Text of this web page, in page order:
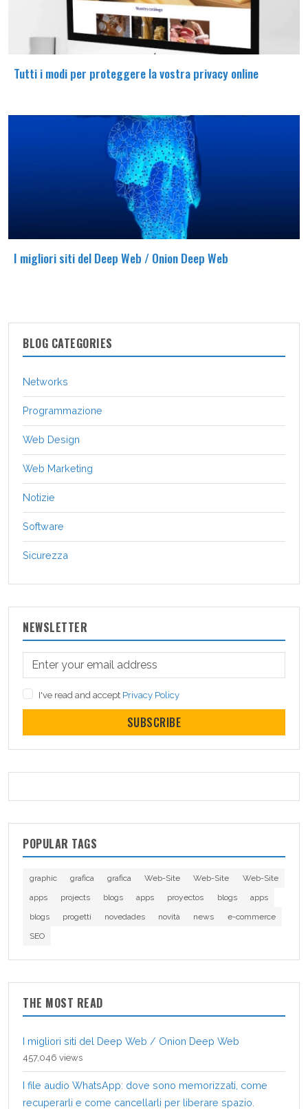
Tutti i modi per proteggere la vostra privacy online
I migliori siti del Deep Web / Onion Deep Web
BLOG CATEGORIES
Networks
Programmazione
Web Design
Web Marketing
Notizie
Software
Sicurezza
NEWSLETTER
I've read and accept Privacy Policy
SUBSCRIBE
POPULAR TAGS
graphic grafica grafica Web-Site Web-Site
Web-Site
apps
projects blogs apps proyectos blogs
apps
blogs
progetti novedades novità news
e-commerce
SEO
THE MOST READ
I migliori siti del Deep Web / Onion Deep Web
457,046 views
I file audio WhatsApp: dove sono memorizzati, come
recuperarli e come cancellarli per liberare spazio.